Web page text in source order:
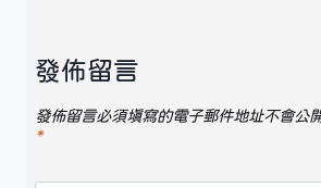
發佈留言
發佈留言必須填寫的電子郵件地址不會公
*